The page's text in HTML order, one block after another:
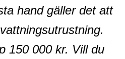
hand gäller det att
150 000 kr. Vill du